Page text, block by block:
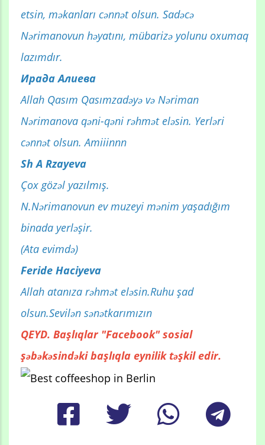
etsin, məkanları cənnət olsun. Sadəcə
Nərimanovun həyatını, mübarizə yolunu oxumaq
lazımdır.
Ирада Алиева
Allah Qasım Qasımzadəyə və Nəriman
Nərimanova qəni-qəni rəhmət eləsin. Yerləri
cənnət olsun. Amiiinnn
Sh A Rzayeva
Çox gözəl yazılmış.
N.Nərimanovun ev muzeyi mənim yaşadığım
binada yerləşir.
(Ata evimdə)
Feride Haciyeva
Allah atanıza rəhmət eləsin.Ruhu şad
olsun.Sevilən sənətkarımızın
QEYD. Başlıqlar "Facebook" sosial
şəbəkəsindəki başlıqla eynilik təşkil edir.